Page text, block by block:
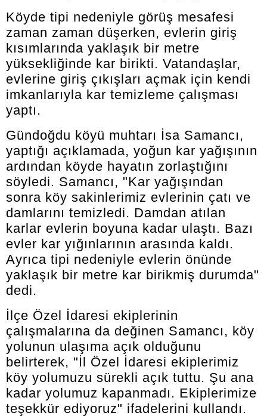
Köyde tipi nedeniyle görüş mesafesi
zaman zaman düşerken, evlerin giriş
kısımlarında yaklaşık bir metre
yüksekliğinde kar birikti. Vatandaşlar,
evlerine giriş çıkışları açmak için kendi
imkanlarıyla kar temizleme çalışması
yaptı.
Gündoğdu köyü muhtarı İsa Samancı,
yaptığı açıklamada, yoğun kar yağışının
ardından köyde hayatın zorlaştığını
söyledi. Samancı, "Kar yağışından
sonra köy sakinlerimiz evlerinin çatı ve
damlarını temizledi. Damdan atılan
karlar evlerin boyuna kadar ulaştı. Bazı
evler kar yığınlarının arasında kaldı.
Ayrıca tipi nedeniyle evlerin önünde
yaklaşık bir metre kar birikmiş durumda"
dedi.
İlçe Özel İdaresi ekiplerinin
çalışmalarına da değinen Samancı, köy
yolunun ulaşıma açık olduğunu
belirterek, "İl Özel İdaresi ekiplerimiz
köy yolumuzu sürekli açık tuttu. Şu ana
kadar yolumuz kapanmadı. Ekiplerimize
teşekkür ediyoruz" ifadelerini kullandı.